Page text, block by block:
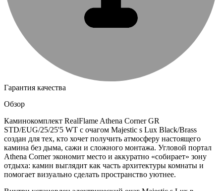
Гарантия качества
Обзор
Каминокомплект RealFlame Athena Corner GR
STD/EUG/25/25'5 WT с очагом Majestic s Lux Black/Brass
создан для тех, кто хочет получить атмосферу настоящего
камина без дыма, сажи и сложного монтажа. Угловой портал
Athena Corner экономит место и аккуратно «собирает» зону
отдыха: камин выглядит как часть архитектуры комнаты и
помогает визуально сделать пространство уютнее.